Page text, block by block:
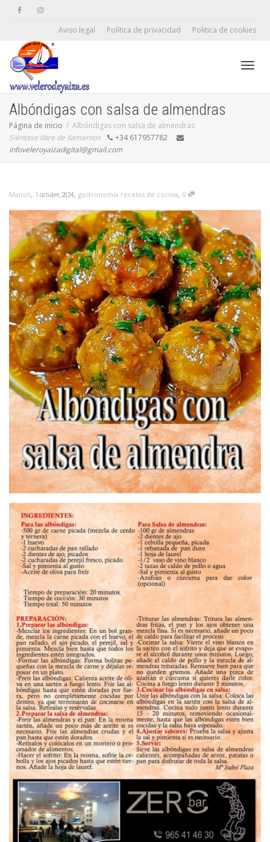
Aviso legal Política de privacidad Politica de cookies
Albóndigas con salsa de almendras
Página de inicio
Albóndigas con salsa de almendras
Siéntase libre de llamarnos
+34 617957782
infoveleroyaizadigital@gmail.com
Manoli, 1 octubre, 2024, gastronomía recetas de cocina, 0